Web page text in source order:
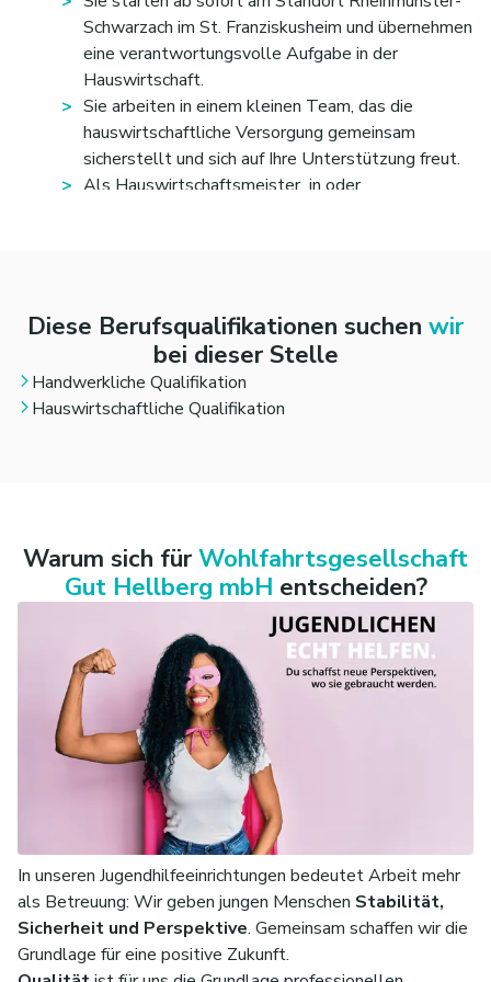
persönlich sowie fachlich fördernd begleiten
Sie haben Lust auf die Mitarbeit im Team und im
Verbund des Bereiches Berufliche Bildung
Schwarzach im St. Franziskusheim und übernehmen
eine verantwortungsvolle Aufgabe in der
Hauswirtschaft.
Sie arbeiten in einem kleinen Team, das die
hauswirtschaftliche Versorgung gemeinsam
sicherstellt und sich auf Ihre Unterstützung freut.
Als Hauswirtschaftsmeister_in oder
Verlässlichkeit, Teamarbeit und ein strukturierter
Ablauf eine wichtige Rolle spielen.
Die Wohlfahrtsgesellschaft Gut Hellberg mbH
bietet Ihnen die Möglichkeit, Ihre
hauswirtschaftliche und handwerkliche
engagierten Teams werden können, freuen wir uns
auf Ihre Bewerbung.
Diese Berufsqualifikationen suchen wir
bei dieser Stelle
Handwerkliche Qualifikation
Hauswirtschaftliche Qualifikation
Warum sich für Wohlfahrtsgesellschaft
Gut Hellberg mbH entscheiden?
In unseren Jugendhilfeeinrichtungen bedeutet Arbeit mehr
als Betreuung: Wir geben jungen Menschen Stabilität,
Sicherheit und Perspektive. Gemeinsam schaffen wir die
Grundlage für eine positive Zukunft.